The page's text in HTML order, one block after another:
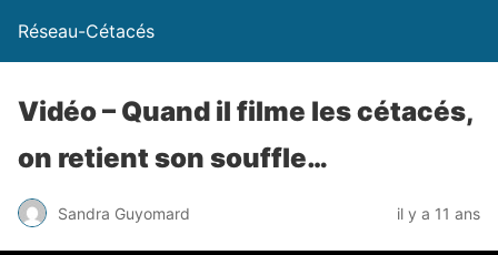
Réseau-Cétacés
Vidéo – Quand il filme les cétacés,
on retient son souffle…
Sandra Guyomard il y a 11 ans